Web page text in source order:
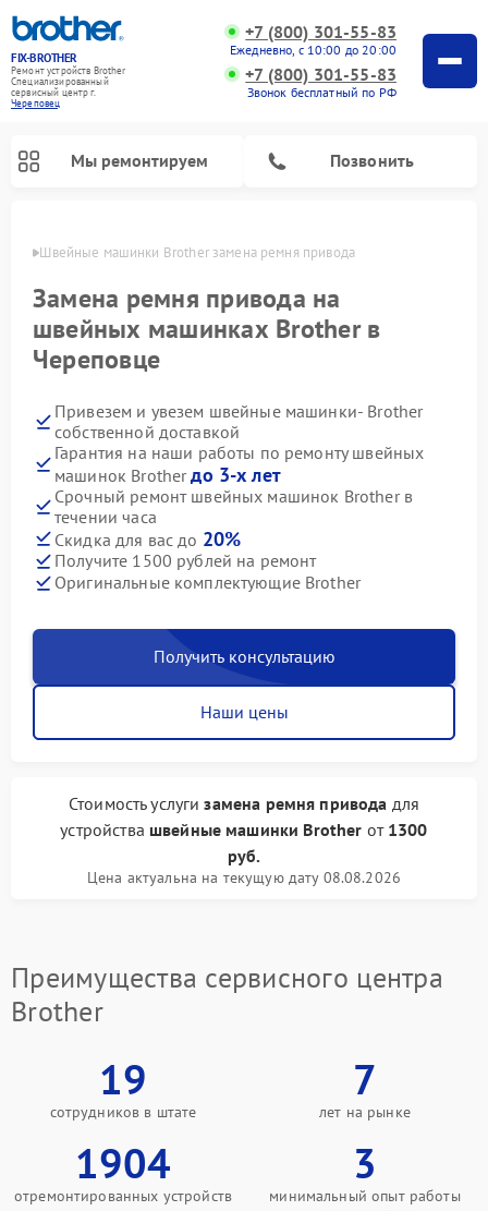
FIX-BROTHER
Ремонт устройств Brother
Специализированный
cервисный центр г.
Череповец
+7 (800) 301-55-83
Ежедневно, с 10:00 до 20:00
+7 (800) 301-55-83
Звонок бесплатный по РФ
Мы ремонтируем Позвонить
Швейные машинки Brother замена ремня привода
Замена ремня привода на
швейных машинках Brother в
Череповце
Привезем и увезем швейные машинки- Brother
собственной доставкой
Гарантия на наши работы по ремонту швейных
машинок Brotherдо 3-х лет
Срочный ремонт швейных машинок Brother в
течении часа
Скидка для вас до 20%
Получите 1500 рублей на ремонт
Оригинальные комплектующие Brother
Получить консультацию
Наши цены
Стоимость услугизамена ремня привода для
устройства швейные машинки Brother от 1300
руб.
Цена актуальна на текущую дату 08.08.2026
Преимущества сервисного центра
Brother
19
сотрудников в штате
7
лет на рынке
1904
отремонтированных устройств
3
минимальный опыт работы